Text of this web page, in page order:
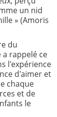
un nid
» (Amoris
du
a rappelé ce
l'expérience
d'aimer et
chaque
et de
le